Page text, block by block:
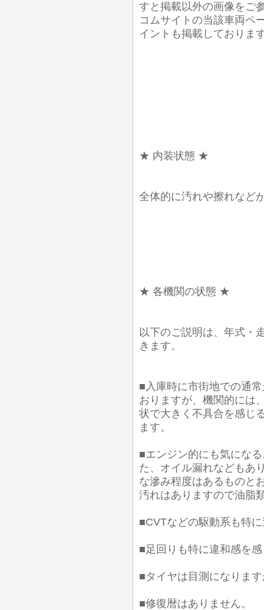
すと掲載以外の画像をご
コムサイトの当該車両ペ
イントも掲載しておりま
★ 内装状態 ★
全体的に汚れや擦れなど
★ 各機関の状態 ★
以下のご説明は、年式・
きます。
■入庫時に市街地での通
おりますが、機関的には
状で大きく不具合を感じ
ます。
■エンジン的にも気にな
た、オイル漏れなどもあ
な滲み程度はあるものと
汚れはありますので油脂
■CVTなどの駆動系も特
■足回りも特に違和感を
■タイヤは目測になりま
■修復暦はありません。